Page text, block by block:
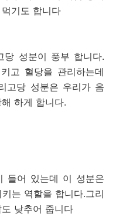
기도 합니다
당 성분이 풍부 합니다.
고 혈당을 관리하는데
고당 성분은 우리가 음
하게 합니다.
들어 있는데 이 성분은
는 역할을 합니다.그리
낮추어 줍니다